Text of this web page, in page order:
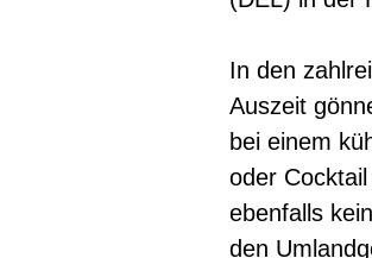
In den
Auszeit
bei einem
oder
ebenfalls
den